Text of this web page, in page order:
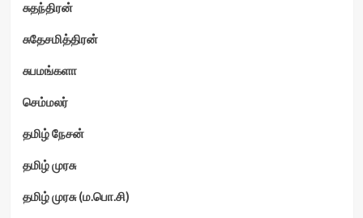
சுதந்திரன்
சுதேசமித்திரன்
சுபமங்களா
செம்மலர்
தமிழ் நேசன்
தமிழ் முரசு
தமிழ் முரசு (ம.பொ.சி)